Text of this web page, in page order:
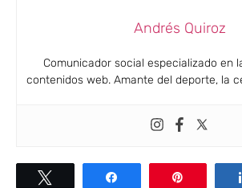
Andrés Quiroz
Comunicador social especializado en
contenidos web. Amante del deporte, la
Compartir